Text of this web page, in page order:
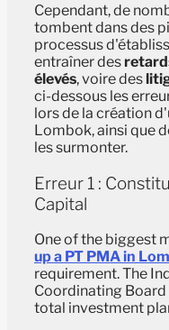
Cependant, de
tombent dans des
processus
entraîner des
élevés, voire des
ci-dessous les
lors de la création
Lombok, ainsi que
les surmonter.
Erreur 1 :
Capital
One of the biggest
up a PT PMA in
requirement. The
Coordinating
total investment